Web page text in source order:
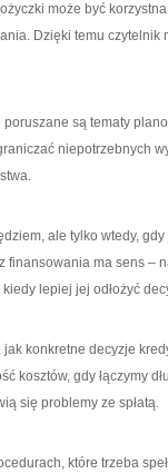
może być
Dzięki temu czytelnik
są tematy
niepotrzebnych
ale tylko wtedy,
ma sens –
lepiej jej odłożyć
konkretne decyzje
kosztów, gdy łączymy
się problemy ze spłatą.
które trzeba